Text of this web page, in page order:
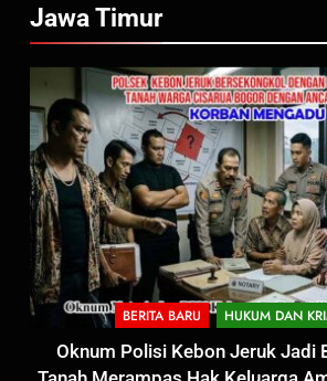
Jawa Timur
BERITA BARU HUKUM DAN
Oknum Polisi Kebon Jeruk Jadi